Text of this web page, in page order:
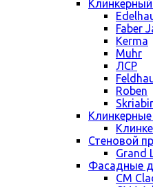
Faber
Kerma
Muhr
ЛСР
Roben
Стеновой
Grand
Фасадные
CM